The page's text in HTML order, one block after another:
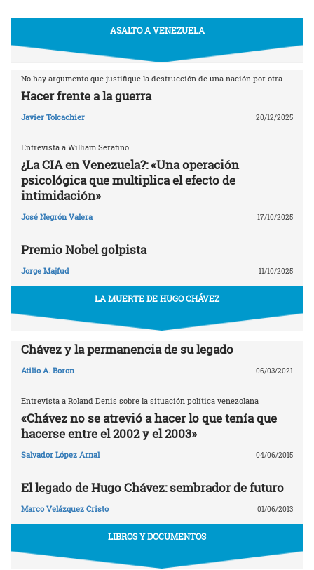
ASALTO A VENEZUELA
No hay argumento que justifique la destrucción de una nación por otra
Hacer frente a la guerra
Javier Tolcachier 20/12/2025
Entrevista a William Serafino
¿La CIA en Venezuela?: «Una operación
psicológica que multiplica el efecto de
intimidación»
José Negrón Valera 17/10/2025
Premio Nobel golpista
Jorge Majfud 11/10/2025
LA MUERTE DE HUGO CHÁVEZ
Chávez y la permanencia de su legado
Atilio A. Boron 06/03/2021
Entrevista a Roland Denis sobre la situación política venezolana
«Chávez no se atrevió a hacer lo que tenía que
hacerse entre el 2002 y el 2003»
Salvador López Arnal 04/06/2015
El legado de Hugo Chávez: sembrador de futuro
Marco Velázquez Cristo 01/06/2013
LIBROS Y DOCUMENTOS